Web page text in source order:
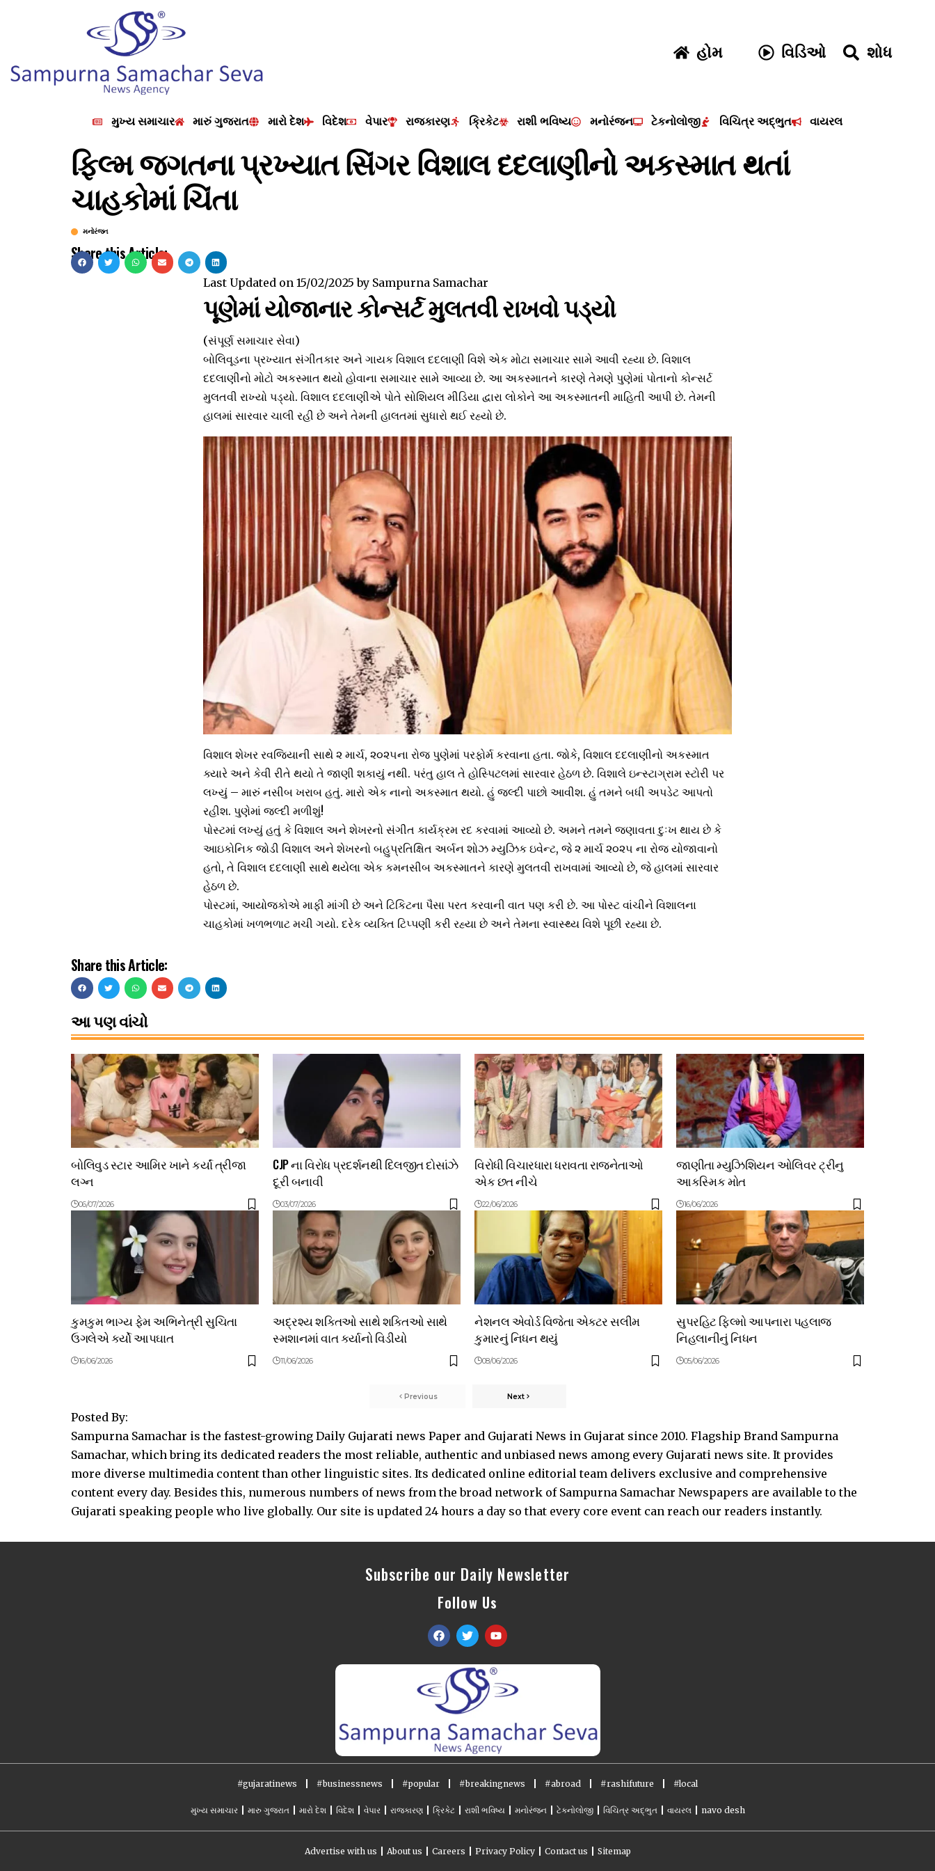
હોમ વિડિઓ શોધ
મુખ્ય સમાચાર મારું ગુજરાત મારો દેશ વિદેશ વેપાર રાજકારણ ક્રિકેટ રાશી ભવિષ્ય મનોરંજન ટેકનોલોજી વિચિત્ર અદ્ભુત વાયરલ
ફિલ્મ જગતના પ્રખ્યાત સિંગર વિશાલ દદલાણીનો અકસ્માત થતાં
ચાહકોમાં ચિંતા
મનોરંજન
Share this Article:
Last Updated on 15/02/2025 by Sampurna Samachar
પૂણેમાં યોજાનાર કોન્સર્ટ મુલતવી રાખવો પડ્યો
(સંપૂર્ણ સમાચાર સેવા)
બોલિવૂડના પ્રખ્યાત સંગીતકાર અને ગાયક વિશાલ દદલાણી વિશે એક મોટા સમાચાર સામે આવી રહ્યા છે. વિશાલ
દદલાણીનો મોટો અકસ્માત થયો હોવાના સમાચાર સામે આવ્યા છે. આ અકસ્માતને કારણે તેમણે પુણેમાં પોતાનો કોન્સર્ટ
મુલતવી રાખ્યો પડ્યો. વિશાલ દદલાણીએ પોતે સોશિયલ મીડિયા દ્વારા લોકોને આ અકસ્માતની માહિતી આપી છે. તેમની
હાલમાં સારવાર ચાલી રહી છે અને તેમની હાલતમાં સુધારો થઈ રહ્યો છે.
વિશાલ શેખર રવજિયાની સાથે ૨ માર્ચ, ૨૦૨૫ના રોજ પુણેમાં પરફોર્મ કરવાના હતા. જોકે, વિશાલ દદલાણીનો અકસ્માત
ક્યારે અને કેવી રીતે થયો તે જાણી શકાયું નથી. પરંતુ હાલ તે હોસ્પિટલમાં સારવાર હેઠળ છે. વિશાલે ઇન્સ્ટાગ્રામ સ્ટોરી પર
લખ્યું – મારું નસીબ ખરાબ હતું. મારો એક નાનો અકસ્માત થયો. હું જલ્દી પાછો આવીશ. હું તમને બધી અપડેટ આપતો
રહીશ. પુણેમાં જલ્દી મળીશું!
પોસ્ટમાં લખ્યું હતું કે વિશાલ અને શેખરનો સંગીત કાર્યક્રમ રદ કરવામાં આવ્યો છે. અમને તમને જણાવતા દુઃખ થાય છે કે
આઇકોનિક જોડી વિશાલ અને શેખરનો બહુપ્રતિક્ષિત અર્બન શોઝ મ્યુઝિક ઇવેન્ટ, જે ૨ માર્ચ ૨૦૨૫ ના રોજ યોજાવાનો
હતો, તે વિશાલ દદલાણી સાથે થયેલા એક કમનસીબ અકસ્માતને કારણે મુલતવી રાખવામાં આવ્યો છે, જે હાલમાં સારવાર
હેઠળ છે.
પોસ્ટમાં, આયોજકોએ માફી માંગી છે અને ટિકિટના પૈસા પરત કરવાની વાત પણ કરી છે. આ પોસ્ટ વાંચીને વિશાલના
ચાહકોમાં ખળભળાટ મચી ગયો. દરેક વ્યક્તિ ટિપ્પણી કરી રહ્યા છે અને તેમના સ્વાસ્થ્ય વિશે પૂછી રહ્યા છે.
Share this Article:
આ પણ વાંચો
બોલિવુડ સ્ટાર આમિર ખાને કર્યાં ત્રીજા
લગ્ન
06/07/2026
CJP ના વિરોધ પ્રદર્શનથી દિલજીત દોસાંઝે
દૂરી બનાવી
03/07/2026
વિરોધી વિચારધારા ધરાવતા રાજનેતાઓ
એક છત નીચે
22/06/2026
જાણીતા મ્યુઝિશિયન ઓલિવર ટ્રીનુ
આકસ્મિક મોત
16/06/2026
કુમકુમ ભાગ્ય ફેમ અભિનેત્રી સુચિતા
ઉગલેએ કર્યો આપઘાત
16/06/2026
અદ્રશ્ય શક્તિઓ સાથે શક્તિઓ સાથે
સ્મશાનમાં વાત કર્યાનો વિડીયો
11/06/2026
નેશનલ એવોર્ડ વિજેતા એક્ટર સલીમ
કુમારનું નિધન થયું
08/06/2026
સુપરહિટ ફિલ્મો આપનારા પહલાજ
નિહલાનીનું નિધન
05/06/2026
Previous Next
Posted By:
Sampurna Samachar is the fastest-growing Daily Gujarati news Paper and Gujarati News in Gujarat since 2010. Flagship Brand Sampurna
Samachar, which bring its dedicated readers the most reliable, authentic and unbiased news among every Gujarati news site. It provides
more diverse multimedia content than other linguistic sites. Its dedicated online editorial team delivers exclusive and comprehensive
content every day. Besides this, numerous numbers of news from the broad network of Sampurna Samachar Newspapers are available to the
Gujarati speaking people who live globally. Our site is updated 24 hours a day so that every core event can reach our readers instantly.
Subscribe our Daily Newsletter
Follow Us
#gujaratinews #businessnews #popular #breakingnews #abroad #rashifuture #local
મુખ્ય સમાચાર મારુ ગુજરાત મારો દેશ વિદેશ વેપાર રાજકારણ ક્રિકેટ રાશી ભવિષ્ય મનોરંજન ટેકનોલોજી વિચિત્ર અદ્ભુત વાયરલ navo desh
Advertise with us About us Careers Privacy Policy Contact us Sitemap